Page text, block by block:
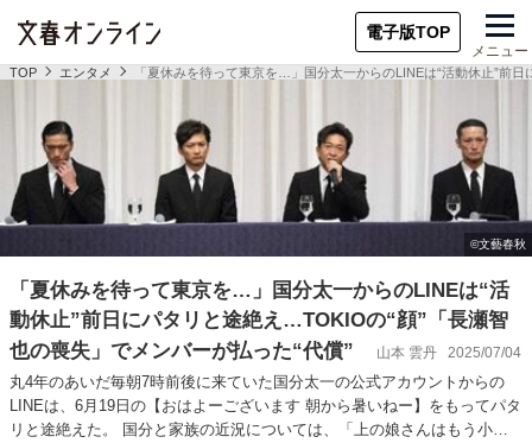
電子版TOP
メニュー
TOP エンタメ 「夏休みを待って東京を…」国分太一からのLINEは“活動休止”前
「夏休みを待って東京を…」国分太一からのLINEは“活
動休止”前日にパタリと途絶え…TOKIOの“顔”「長瀬智
也の喪失」でメンバーが払った“代償”
山本 雲丹 2025/07/04
丸4年のあいだ毎朝7時前後に来ていた国分太一の公式アカウントからの
LINEは、6月19日の【おはよーございます 朝から暑いねー】をもってパタ
リと途絶えた。 国分と家族の近況については、「上の娘さんはもう小学